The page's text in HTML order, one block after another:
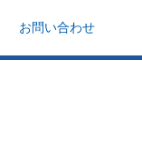
お問い合わせ